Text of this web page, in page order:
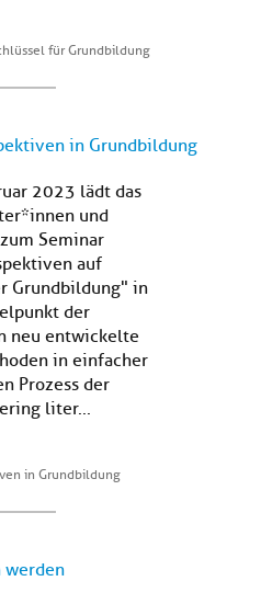
für Grundbildung
in Grundbildung
2023 lädt das
und
Seminar
auf
Grundbildung" in
der
neu entwickelte
in einfacher
Prozess der
liter...
in Grundbildung
werden